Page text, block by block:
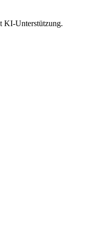
KI-Unterstützung.